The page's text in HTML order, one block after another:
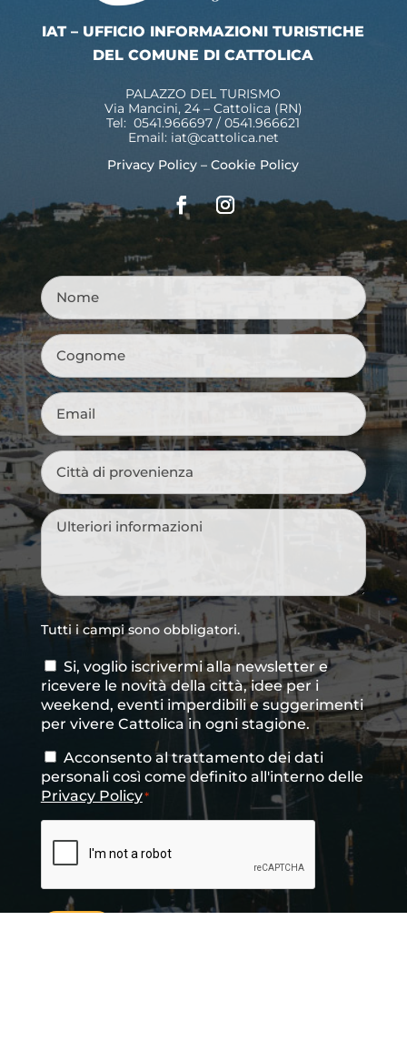
IAT – UFFICIO INFORMAZIONI TURISTICHE
DEL COMUNE DI CATTOLICA
PALAZZO DEL TURISMO
Via Mancini, 24 – Cattolica (RN)
Tel: 0541.966697 / 0541.966621
Email: iat@cattolica.net
Privacy Policy –Cookie Policy
Nome
Cognome
Email
Città
di
provenienza*
Messaggio
Tutti i campi sono obbligatori.
Consenso
newsletter
Si, voglio iscrivermi alla newsletter e
ricevere le novità della città, idee per i
weekend, eventi imperdibili e suggerimenti
per vivere Cattolica in ogni stagione.
Consenso*
Acconsento al trattamento dei dati
personali così come definito all'interno delle
Privacy Policy*